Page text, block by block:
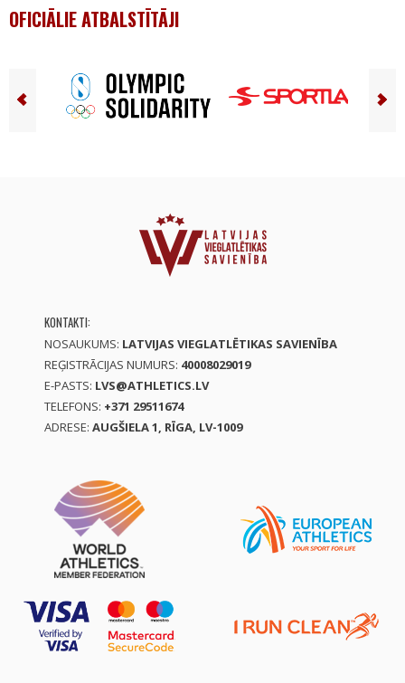
OFICIĀLIE ATBALSTĪTĀJI
KONTAKTI:
NOSAUKUMS: LATVIJAS VIEGLATLĒTIKAS SAVIENĪBA
REĢISTRĀCIJAS NUMURS: 40008029019
E-PASTS: LVS@ATHLETICS.LV
TELEFONS: +371 29511674
ADRESE: AUGŠIELA 1, RĪGA, LV-1009